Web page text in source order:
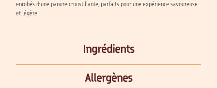
enrobés d’une panure croustillante, parfaits pour une expérience savoureuse
et légère.
Ingrédients
Allergènes